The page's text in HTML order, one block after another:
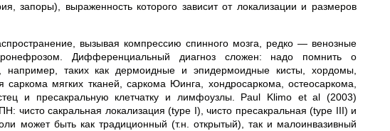
запоры), выраженность которого зависит от локализации и размеров
вызывая компрессию спинного мозга, редко — венозные
Дифференциальный диагноз сложен: надо помнить о
например, таких как дермоидные и эпидермоидные кисты, хордомы,
мягких тканей, саркома Юинга, хондросаркома, остеосаркома,
и пресакральную клетчатку и лимфоузлы. Paul Klimo et al (2003)
чисто сакральная локализация (type I), чисто пресакральная (type III) и
может быть как традиционный (т.н. открытый), так и малоинвазивный